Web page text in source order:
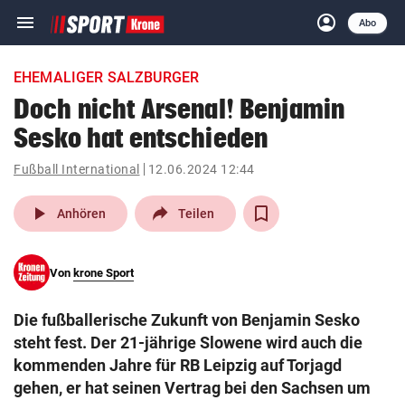
menu Navigation
ein-/ausklappen
account_circle
Anmelden
Abo
close Schließen
account_circle Anmelden
pin_drop
Wien arrow_right
search
eingeben
EHEMALIGER SALZBURGER
Doch nicht Arsenal! Benjamin
Sesko hat entschieden
Fußball International 12.06.2024 12:44
play_arrow Anhören Teilen
Von krone Sport
Die fußballerische Zukunft von Benjamin Sesko
steht fest. Der 21-jährige Slowene wird auch die
kommenden Jahre für RB Leipzig auf Torjagd
gehen, er hat seinen Vertrag bei den Sachsen um